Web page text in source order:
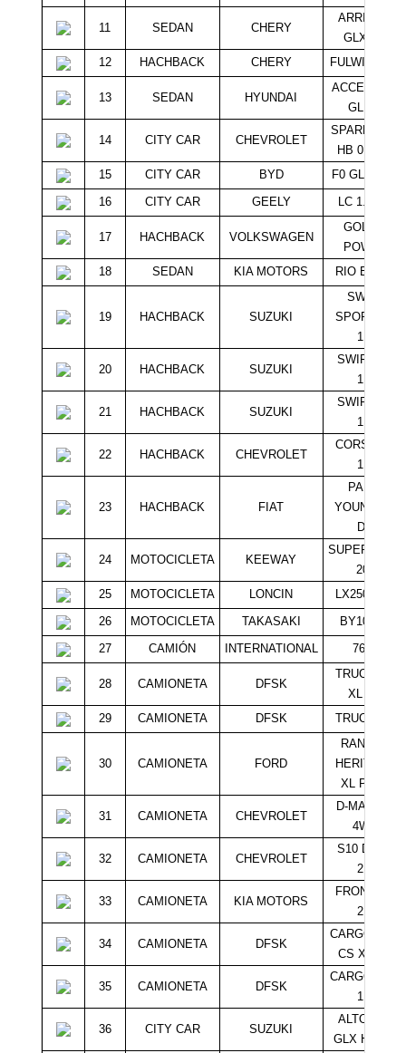
11 SEDAN CHERY
ARRIZO 3
GLX 1.6
12
HACHBACK CHERY FULWIN GLX
13 SEDAN HYUNDAI
ACCENT RB
GL 1.4
14 CITY CAR CHEVROLET
SPARK LITE
HB 0.8 MT
15
CITY CAR BYD
F0 GLX I 1.0
16
CITY CAR GEELY LC 1.3 GX
17 HACHBACK VOLKSWAGEN
GOL G5
POWER
18
SEDAN KIA MOTORS RIO EX 1.4
19 HACHBACK SUZUKI
SWIFT
SPORT HB
1.6
20 HACHBACK SUZUKI
SWIFT GL
1.5
21 HACHBACK SUZUKI
SWIFT GL
1.3
22 HACHBACK CHEVROLET
CORSA HB
1.6
23 HACHBACK FIAT
PALIO
YOUNG SX
DH
24 MOTOCICLETA KEEWAY
SUPERLIGHT
200
25
MOTOCICLETA LONCIN
LX250GS 2
26
MOTOCICLETA TAKASAKI
BY100 12
27
CAMIÓN INTERNATIONAL 7600
28 CAMIONETA DFSK
TRUCK SC
XL 1.0
29
CAMIONETA DFSK TRUCK 1.5
30 CAMIONETA FORD
RANGER
HERITAGE
XL PLUS
31 CAMIONETA CHEVROLET
D-MAX 3.0
4WD
32 CAMIONETA CHEVROLET
S10 DCAB
2.4
33 CAMIONETA KIA MOTORS
FRONTIER
2.5
34 CAMIONETA DFSK
CARGO BOX
CS XL 1.0
35 CAMIONETA DFSK
CARGO BOX
1.0
36 CITY CAR SUZUKI
ALTO K10
GLX HB 1.0